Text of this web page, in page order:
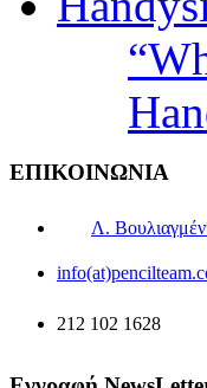
ΕΠΙΚΟΙΝΩΝΙΑ
Λ.
212 102 1628